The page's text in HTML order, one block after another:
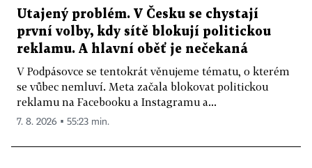
Utajený problém. V Česku se chystají
první volby, kdy sítě blokují politickou
reklamu. A hlavní oběť je nečekaná
V Podpásovce se tentokrát věnujeme tématu, o kterém
se vůbec nemluví. Meta začala blokovat politickou
reklamu na Facebooku a Instagramu a...
7. 8. 2026 ▪ 55:23 min.